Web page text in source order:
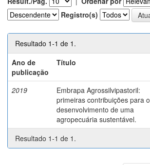
Registro(s)
Resultado 1-1 de 1.
Ano de
publicação
Título
2019
Embrapa Agrossilvipastoril:
primeiras contribuições para o
desenvolvimento de uma
agropecuária sustentável.
Resultado 1-1 de 1.